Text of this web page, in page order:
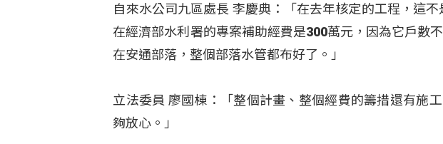
自來水公司九區處長 李慶典：「在去年核定的工程，這
在經濟部水利署的專案補助經費是300萬元，因為它戶數
在安通部落，整個部落水管都布好了。」
立法委員 廖國棟：「整個計畫、整個經費的籌措還有施
夠放心。」